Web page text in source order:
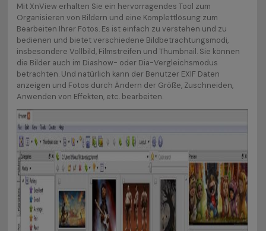
Mit XnView erhalten Sie ein hervorragendes Tool zum
Organisieren von Bildern und eine Komplettlösung zum
Bearbeiten Ihrer Fotos. Es ist einfach zu verstehen und zu
bedienen und bietet verschiedene Bildbetrachtungsmodi,
insbesondere Vollbild, Filmstreifen und Thumbnail. Sie können
die Bilder auch im Diashow- oder Dia-Vergleichsmodus
betrachten. Und natürlich kann der Benutzer EXIF Daten
anzeigen und Fotos durch Ändern der Größe, Zuschneiden,
Anwenden von Effekten, etc. bearbeiten.